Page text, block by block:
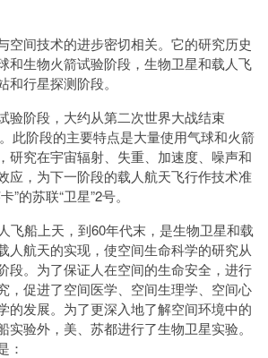
空间技术的进步密切相关。它的研究历史
和生物火箭试验阶段，生物卫星和载人飞
行星探测阶段。
验阶段，大约从第二次世界大战结束
此阶段的主要特点是大量使用气球和火箭
研究在宇宙辐射、失重、加速度、噪声和
应，为下一阶段的载人航天飞行作技术准
”的苏联“卫星”2号。
飞船上天，到60年代末，是生物卫星和载
人航天的实现，使空间生命科学的研究从
段。为了保证人在空间的生命安全，进行
，促进了空间医学、空间生理学、空间心
的发展。为了更深入地了解空间环境中的
实验外，美、苏都进行了生物卫星实验。
：